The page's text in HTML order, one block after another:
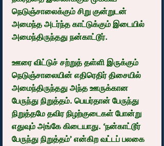
நெடுஞ்சாலைக்கும் சிறு குன்றுடன்
அமைந்த அடர்ந்த காட்டுக்கும் இடையில்
அமைந்திருந்தது நன்காட்டூர்.
ஊரை விட்டுச் சற்றுத் தள்ளி இருக்கும்
நெடுஞ்சாலையின் எதிரெதிர் திசையில்
அமைந்திருந்தது அந்த ஊருக்கான
பேருந்து நிறுத்தம். பெயர்தான் பேருந்து
நிறுத்தமே தவிர நிழற்குடைகள் போன்று
எதுவும் அங்கே கிடையாது. ‘நன்காட்டூர்
பேருந்து நிறுத்தம்’ என்கிற வட்டப் பலகை